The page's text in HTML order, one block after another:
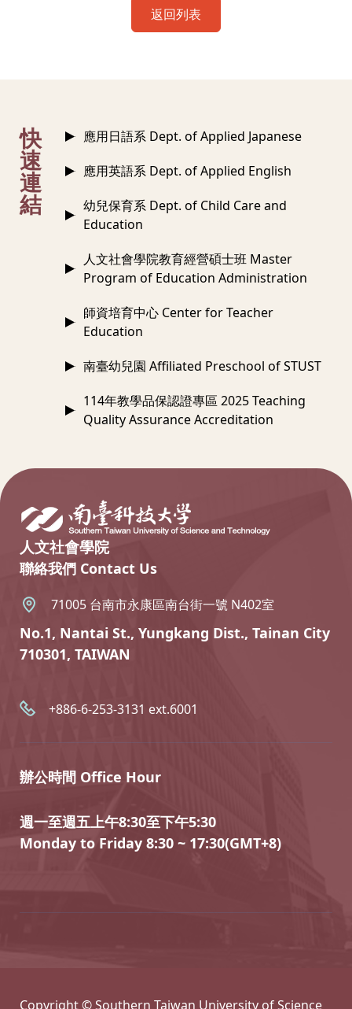
返回列表
快
速
連
結
應用日語系 Dept. of Applied Japanese
應用英語系 Dept. of Applied English
幼兒保育系 Dept. of Child Care and
Education
人文社會學院教育經營碩士班 Master
Program of Education Administration
師資培育中心 Center for Teacher
Education
南臺幼兒園 Affiliated Preschool of STUST
114年教學品保認證專區 2025 Teaching
Quality Assurance Accreditation
人文社會學院
聯絡我們 Contact Us
71005 台南市永康區南台街一號 N402室
No.1, Nantai St., Yungkang Dist., Tainan City
710301, TAIWAN
+886-6-253-3131 ext.6001
辦公時間 Office Hour
週一至週五上午8:30至下午5:30
Monday to Friday 8:30 ~ 17:30(GMT+8)
Copyright © Southern Taiwan University of Science